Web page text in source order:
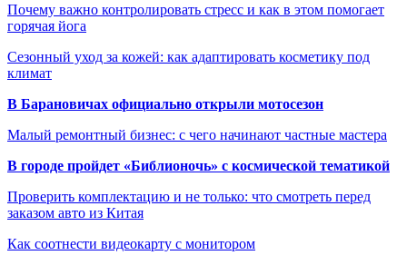
Почему важно контролировать стресс и как в этом помогает
горячая йога
Сезонный уход за кожей: как адаптировать косметику под
климат
В Барановичах официально открыли мотосезон
Малый ремонтный бизнес: с чего начинают частные мастера
В городе пройдет «Библионочь» с космической тематикой
Проверить комплектацию и не только: что смотреть перед
заказом авто из Китая
Как соотнести видеокарту с монитором